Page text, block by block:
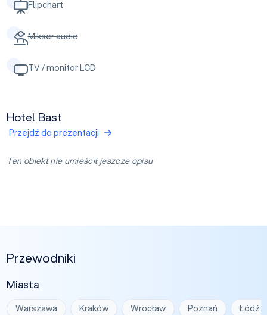
Flipchart
Mikser audio
TV / monitor LCD
Hotel Bast
Przejdź do prezentacji
Ten obiekt nie umieścił jeszcze opisu
Przewodniki
Miasta
Warszawa Kraków Wrocław Poznań Łódź